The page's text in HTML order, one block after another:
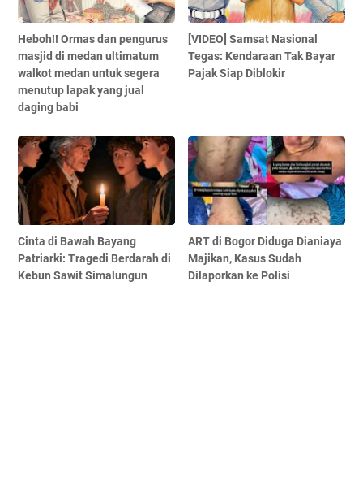
Heboh!! Ormas dan pengurus
masjid di medan ultimatum
walkot medan untuk segera
menutup lapak yang jual
daging babi
[VIDEO] Samsat Nasional
Tegas: Kendaraan Tak Bayar
Pajak Siap Diblokir
Cinta di Bawah Bayang
Patriarki: Tragedi Berdarah di
Kebun Sawit Simalungun
ART di Bogor Diduga Dianiaya
Majikan, Kasus Sudah
Dilaporkan ke Polisi